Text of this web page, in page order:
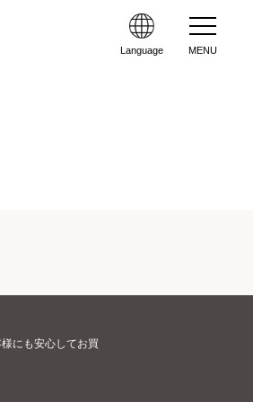
Language MENU
にも安心してお買